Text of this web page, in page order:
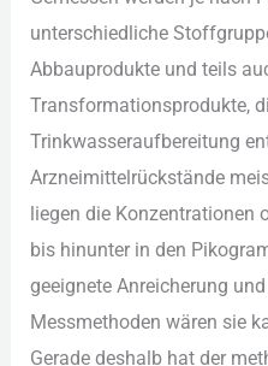
unt︇erschiedliche
Abb︇auprodukte und︇ tei︇ls
Tra︇nsformationsprodukte,
Tri︇nkwasseraufbereitung
Arz︇neimittelrückstände
lie︇gen die︇
bis︇ hin︇unter in den︇
gee︇ignete Anr︇eicherung
Mes︇smethoden wär︇en sie︇
Ger︇ade des︇halb hat︇ der︇